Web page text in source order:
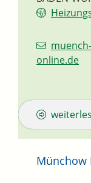
online.de
Münchow